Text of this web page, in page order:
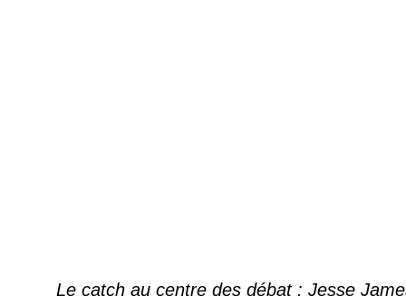
Le catch au centre des débat : Jesse